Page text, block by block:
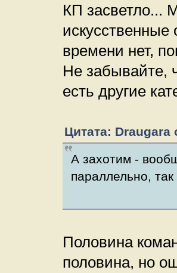
КП засветло...
искусственные
времени нет,
Не забывайте,
есть другие
Цитата: Draugara
А захотим -
параллельно,
Половина
половина, но